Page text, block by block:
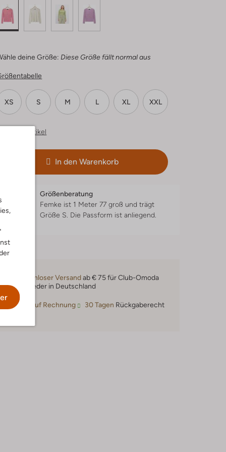
deine Größe: Diese Größe fällt normal aus
XS S M L XL XXL
Ähnliche Artikel
In den Warenkorb
Größenberatung
Femke ist 1 Meter 77 groß und trägt
Größe S. Die Passform istanliegend.
Kostenloser Versandab € 75 für Club-Omoda
Mitglieder in Deutschland
Kauf auf Rechnung 30 Tagen Rückgaberecht